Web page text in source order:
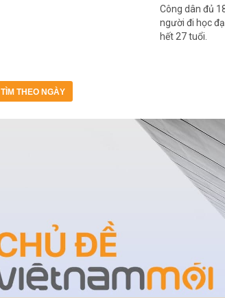
Công dân đủ
người đi học
hết 27 tuổi.
TÌM THEO NGÀY